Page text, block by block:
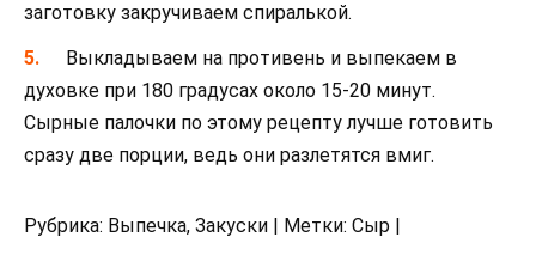
заготовку закручиваем спиралькой.
Выкладываем на противень и выпекаем в
духовке при 180 градусах около 15-20 минут.
Сырные палочки по этому рецепту лучше готовить
сразу две порции, ведь они разлетятся вмиг.
Рубрика: Выпечка, Закуски | Метки: Сыр |